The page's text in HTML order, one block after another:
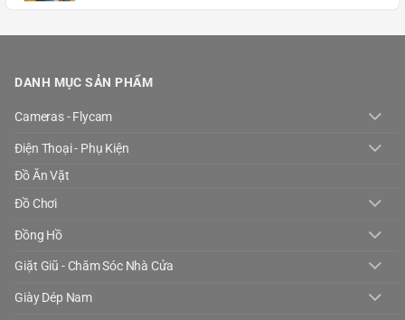
DANH MỤC SẢN PHẨM
Cameras - Flycam
Điện Thoại - Phụ Kiện
Đồ Ăn Vặt
Đồ Chơi
Đồng Hồ
Giặt Giũ - Chăm Sóc Nhà Cửa
Giày Dép Nam